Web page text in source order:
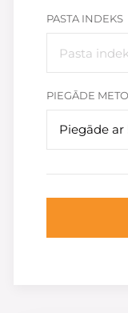
PASTA INDEKS
PIEGĀDE
Piegāde